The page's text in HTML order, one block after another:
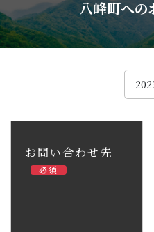
Foreign
観光
八峰町への
お問い合わせ先
必須